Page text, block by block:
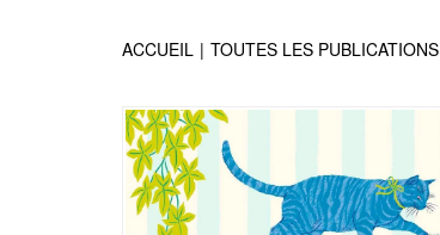
ACCUEIL TOUTES LES PUBLICATIONS